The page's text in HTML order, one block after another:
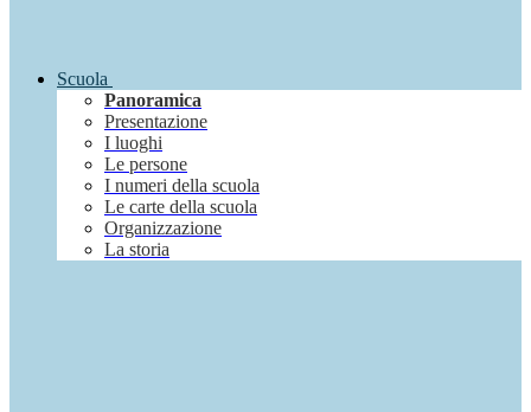
Scuola
Panoramica
Presentazione
I luoghi
Le persone
I numeri della scuola
Le carte della scuola
Organizzazione
La storia